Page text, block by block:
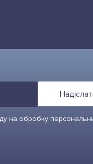
на обробку